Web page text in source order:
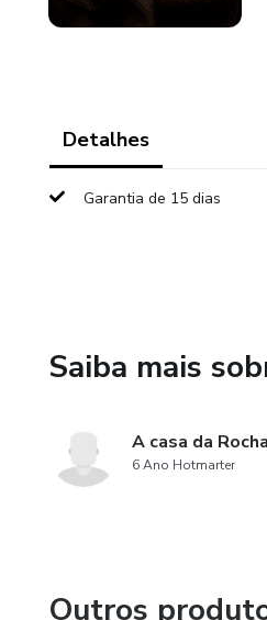
Detalhes
Garantia de 15 dias
Saiba mais
A casa da Rocha
6 Ano Hotmarter
Outros